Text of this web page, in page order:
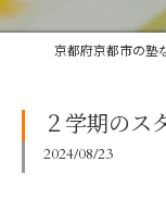
２学期のス
2024/08/23